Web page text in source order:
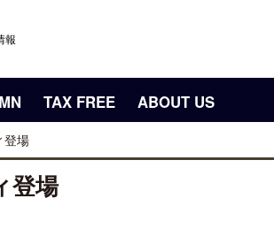
報
TAX FREE ABOUT US
登場
登場